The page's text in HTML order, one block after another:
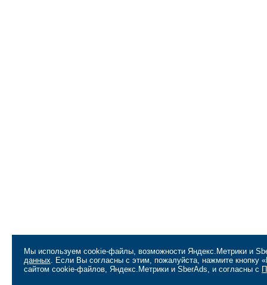
Мы используем cookie-файлы, возможности Яндекс.Метрики и
данных. Если Вы согласны с этим, пожалуйста, нажмите кнопку
сайтом cookie-файлов, Яндекс.Метрики и SberAds, и согласны с